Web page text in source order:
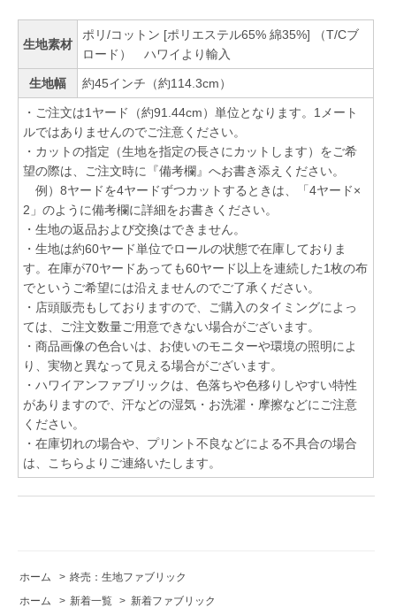
生地素材
ポリ/コットン [ポリエステル65% 綿35%] （T/Cブ
ロード） ハワイより輸入
生地幅 約45インチ（約114.3cm）
・ご注文は1ヤード（約91.44cm）単位となります。1メート
ルではありませんのでご注意ください。
・カットの指定（生地を指定の長さにカットします）をご希
望の際は、ご注文時に『備考欄』へお書き添えください。
例）8ヤードを4ヤードずつカットするときは、「4ヤード×
2」のように備考欄に詳細をお書きください。
・生地の返品および交換はできません。
・生地は約60ヤード単位でロールの状態で在庫しておりま
す。在庫が70ヤードあっても60ヤード以上を連続した1枚の布
でというご希望には沿えませんのでご了承ください。
・店頭販売もしておりますので、ご購入のタイミングによっ
ては、ご注文数量ご用意できない場合がございます。
・商品画像の色合いは、お使いのモニターや環境の照明によ
り、実物と異なって見える場合がございます。
・ハワイアンファブリックは、色落ちや色移りしやすい特性
がありますので、汗などの湿気・お洗濯・摩擦などにご注意
ください。
・在庫切れの場合や、プリント不良などによる不具合の場合
は、こちらよりご連絡いたします。
ホーム > 終売：生地ファブリック
ホーム
> 新着一覧 > 新着ファブリック